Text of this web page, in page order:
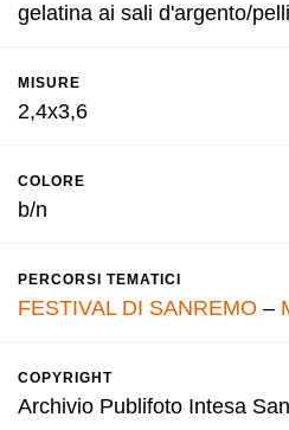
gelatina ai sali d'argento/
MISURE
2,4x3,6
COLORE
b/n
PERCORSI TEMATICI
FESTIVAL DI SANREMO –
COPYRIGHT
Archivio Publifoto Intesa